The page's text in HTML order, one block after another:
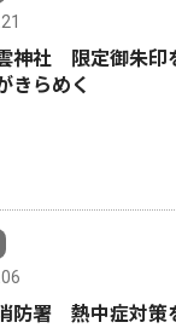
神社 限定御朱
きらめく
防署 熱中症対